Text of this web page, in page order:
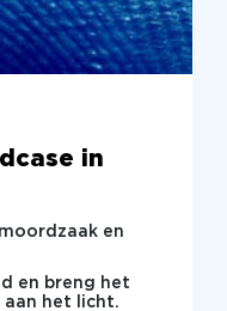
in
en
en breng het
aan het licht.